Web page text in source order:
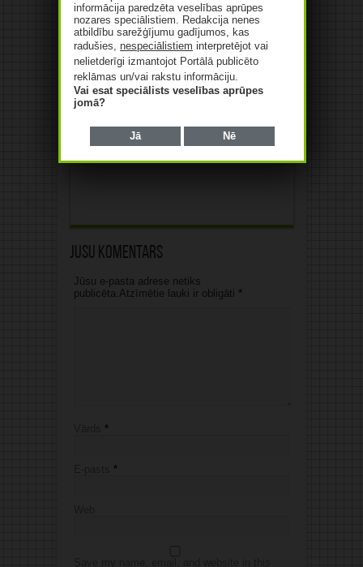
automatizētu zāļu apgādes
centru
06/08/2026
Septembrī Rīgā atklās
cilvēka ķermeņa uzbūvei
veltītu izstādi
Jūsu komentārs
Jūsu e-pasta adrese netiks
publicēta.Atzīmētie lauki ir obligāti *
*
*
informācija paredzēta veselības aprūpes
nozares speciālistiem. Redakcija nenes
atbildību sarežģījumu gadījumos, kas
radušies, nespeciālistiem interpretējot vai
nelietderīgi izmantojot Portālā publicēto
reklāmas un/vai rakstu informāciju.
Vai esat speciālists veselības aprūpes
jomā?
Jā Nē